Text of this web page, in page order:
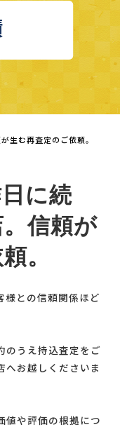
生む再査定のご依頼。
日に続
信頼が
。
との信頼関係ほど
うえ持込査定をご
へお越しくださいま
や評価の根拠につ